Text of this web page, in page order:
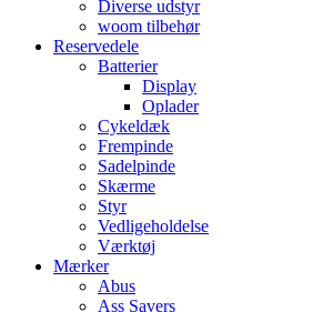
Diverse udstyr
woom tilbehør
Reservedele
Batterier
Display
Oplader
Cykeldæk
Frempinde
Sadelpinde
Skærme
Styr
Vedligeholdelse
Værktøj
Mærker
Abus
Ass Savers